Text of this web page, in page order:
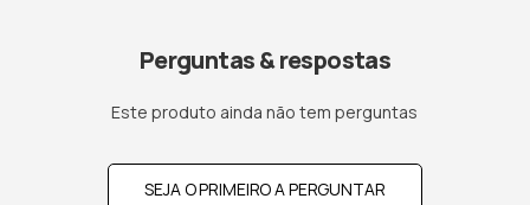
Perguntas & respostas
Este produto ainda não tem perguntas
SEJA O PRIMEIRO A PERGUNTAR